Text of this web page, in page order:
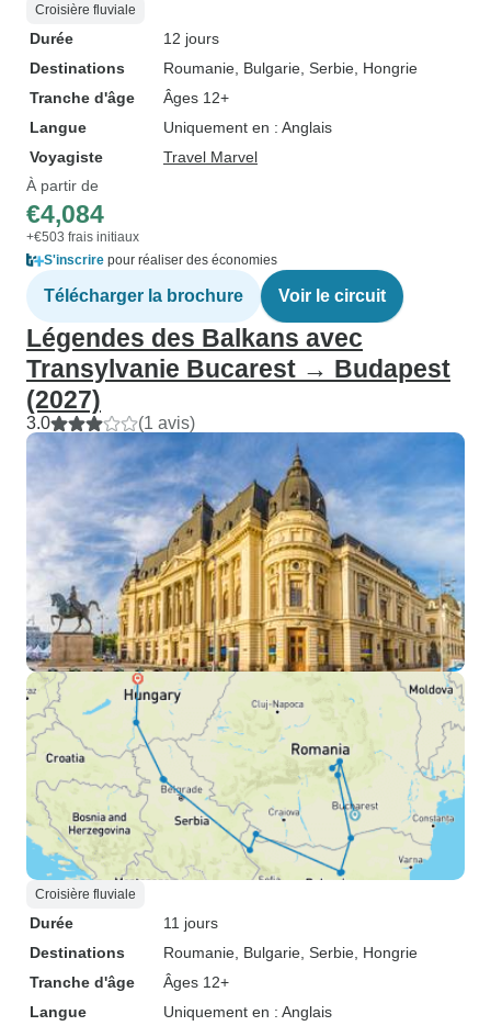
Croisière fluviale
Durée
12 jours
Destinations
Roumanie , Bulgarie , Serbie , Hongrie
Tranche d'âge
Âges 12+
Langue
Uniquement en : Anglais
Voyagiste
Travel Marvel
À partir de
€4,084
+€503 frais initiaux
S'inscrire pour réaliser des économies
Télécharger la brochure Voir le circuit
Légendes des Balkans avec
Transylvanie Bucarest → Budapest
(2027)
3.0 (1 avis)
Croisière fluviale
Durée
11 jours
Destinations
Roumanie , Bulgarie , Serbie , Hongrie
Tranche d'âge
Âges 12+
Langue
Uniquement en : Anglais